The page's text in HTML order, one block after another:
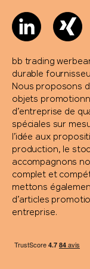
bb trading
durable
Nous proposons
objets
d’entreprise de
spéciales sur
l’idée aux
production, le
accompagnons
complet et
mettons
d’articles
entreprise.